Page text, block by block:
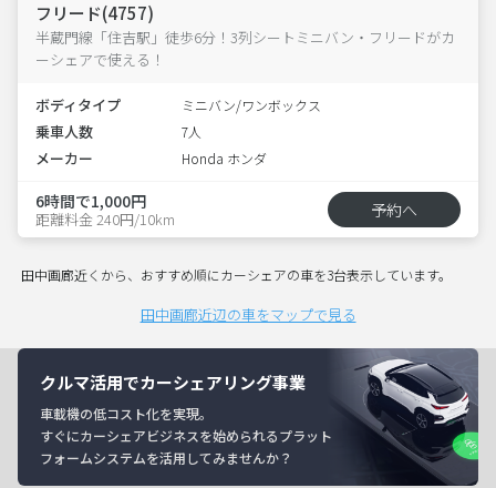
フリード(4757)
半蔵門線「住吉駅」徒歩6分！3列シートミニバン・フリードがカ
ーシェアで使える！
ボディタイプ ミニバン/ワンボックス
乗車人数 7人
メーカー Honda ホンダ
6時間で1,000円
距離料金 240円/10km 予約へ
田中画廊近くから、おすすめ順にカーシェアの車を3台表示しています。
田中画廊近辺の車をマップで見る
クルマ活用でカーシェアリング事業
車載機の低コスト化を実現。
すぐにカーシェアビジネスを始められるプラット
フォームシステムを活用してみませんか？